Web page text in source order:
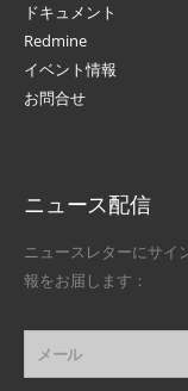
ドキュメント
Redmine
イベント情報
お問合せ
ニュース配信
ニュースレターにサイ
報をお届します：